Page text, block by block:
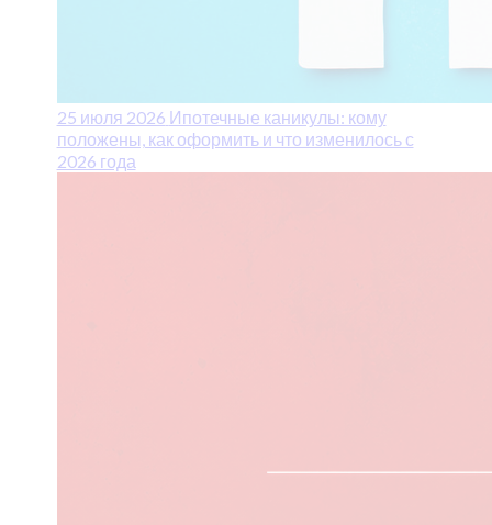
25 июля 2026 Ипотечные каникулы: кому
положены, как оформить и что изменилось с
2026 года